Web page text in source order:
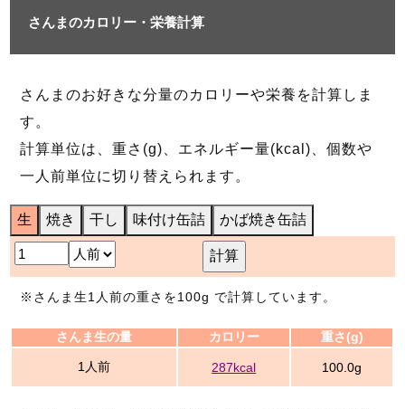
さんまのカロリー・栄養計算
さんまのお好きな分量のカロリーや栄養を計算しま
す。
計算単位は、重さ(g)、エネルギー量(kcal)、個数や
一人前単位に切り替えられます。
生 焼き 干し 味付け缶詰 かば焼き缶詰
計算
※さんま生1人前の重さを100g で計算しています。
さんま生の量 カロリー 重さ(g)
1人前 287kcal 100.0g